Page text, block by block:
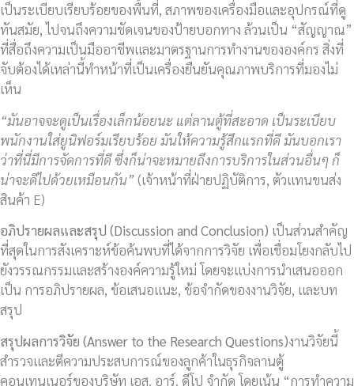
เป็นระเบียบเรียบร้อยของพื้นที่, สภาพของเครื่องมือและอุปกรณ์ที่ดู
ทันสมัย, ไปจนถึงความชัดเจนของป้ายบอกทาง ล้วนเป็น “สัญญาณ”
ที่สื่อถึงความเป็นมืออาชีพและมาตรฐานการทำงานขององค์กร สิ่งที่
จับต้องได้เหล่านี้ทำหน้าที่เป็นเครื่องยืนยันคุณภาพบริการที่มองไม่
เห็น
“มันอาจจะดูเป็นเรื่องเล็กน้อยนะ แต่ลานตู้ที่สะอาด เป็นระเบียบ
พนักงานใส่ยูนิฟอร์มเรียบร้อย มันให้ความรู้สึกแรกที่ดี มันบอกเรา
ว่าที่นี่มีการจัดการที่ดี ซึ่งก็น่าจะหมายถึงการบริการในส่วนอื่นๆ ก็
น่าจะดีไปด้วยเหมือนกัน” (เจ้าหน้าที่ฝ่ายปฏิบัติการ, ตัวแทนขนส่ง
สินค้า E)
อภิปรายผลและสรุป (Discussion and Conclusion) เป็นส่วนสำคัญ
ที่สุดในการสังเคราะห์ข้อค้นพบที่ได้จากการวิจัย เพื่อเชื่อมโยงกลับไป
ยังวรรณกรรมและสร้างองค์ความรู้ใหม่ โดยจะแบ่งการนำเสนอออก
เป็น การอภิปรายผล, ข้อเสนอแนะ, ข้อจำกัดของงานวิจัย, และบท
สรุป
สรุปผลการวิจัย (Answer to the Research Questions)งานวิจัยนี้
สำรวจและตีความประสบการณ์ของลูกค้าในธุรกิจลานตู้
คอนเทนเนอร์ของบริษัท เอส. อาร์. ดีโป จำกัด โดยเน้น “การทำความ